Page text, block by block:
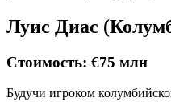
Луис Диас
Стоимость: €75 млн
Будучи игроком